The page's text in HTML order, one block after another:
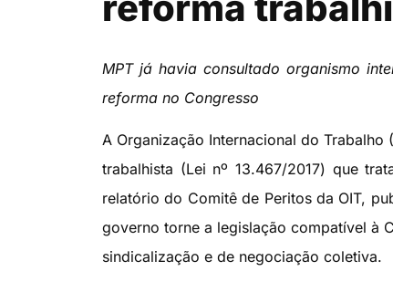
MPT já havia consultado organismo
reforma no Congresso
A Organização Internacional do
trabalhista (Lei nº 13.467/2017) que
relatório do Comitê de Peritos da OIT,
governo torne a legislação compatível à
sindicalização e de negociação coletiva.